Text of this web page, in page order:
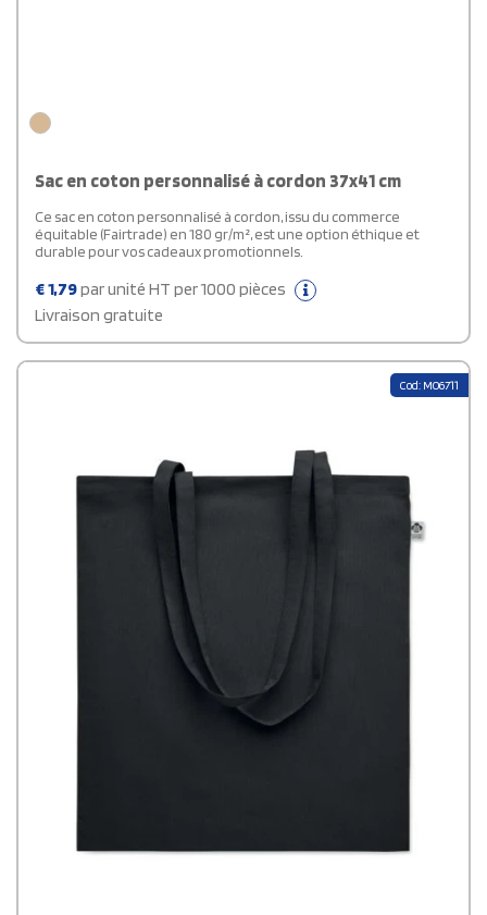
Sac en coton personnalisé à cordon 37x41 cm
Ce sac en coton personnalisé à cordon, issu du commerce
équitable (Fairtrade) en 180 gr/m², est une option éthique et
durable pour vos cadeaux promotionnels.
€1,79par unité HT per 1000 pièces
Livraison gratuite
Cod: MO6711